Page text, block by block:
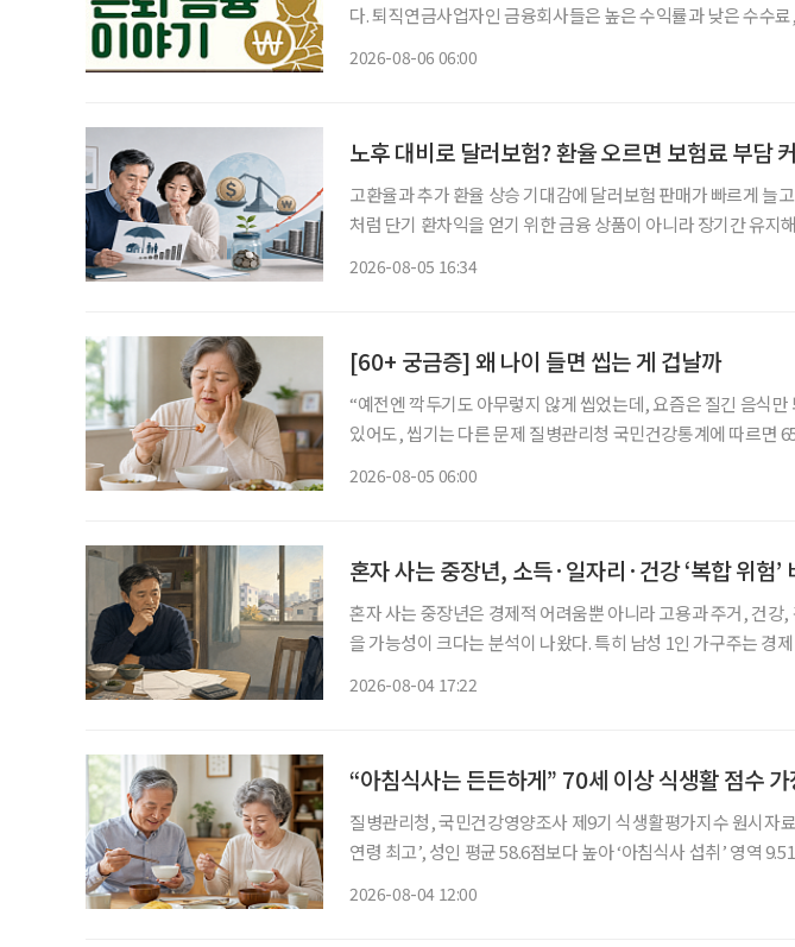
다. 퇴직연금사업자인 금융회사들은 높은 수익률과 낮은 수수
2026-08-06 06:00
노후 대비로 달러보험? 환율 오르면 보험료 부담
고환율과 추가 환율 상승 기대감에 달러보험 판매가 빠르게 늘
처럼 단기 환차익을 얻기 위한 금융 상품이 아니라 장기간 유지
2026-08-05 16:34
[60+ 궁금증] 왜 나이 들면 씹는 게 겁날까
“예전엔 깍두기도 아무렇지 않게 씹었는데, 요즘은 질긴 음식만 봐도 겁
있어도, 씹기는 다른 문제 질병관리청 국민건강통계에 따르면
2026-08-05 06:00
혼자 사는 중장년, 소득·일자리·건강 ‘복합 위험’
혼자 사는 중장년은 경제적 어려움뿐 아니라 고용과 주거, 건강,
을 가능성이 크다는 분석이 나왔다. 특히 남성 1인 가구주는 경
2026-08-04 17:22
“아침식사는 든든하게” 70세 이상 식생활 점수
질병관리청, 국민건강영양조사 제9기 식생활평가지수 원시자료 공개 70세 이상
연령 최고’, 성인 평균 58.6점보다 높아 ‘아침식사 섭취’ 영역 9.51점으로 다른 연령대보다 월
2026-08-04 12:00